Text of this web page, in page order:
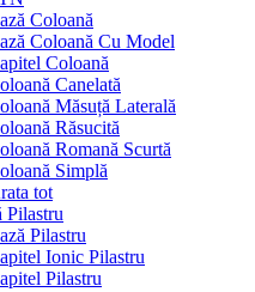
Coloană
Coloană Cu Model
Coloană
Canelată
Măsuță Laterală
Răsucită
Romană Scurtă
Simplă
tot
Pilastru
Pilastru
Ionic Pilastru
Pilastru